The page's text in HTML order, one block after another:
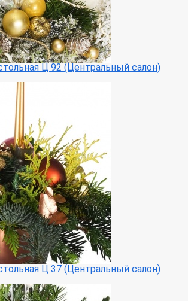
Ц 92 (Центральный салон)
Ц 37 (Центральный салон)